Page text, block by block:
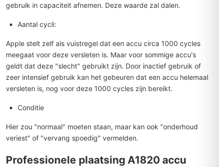
gebruik in capaciteit afnemen. Deze waarde zal dalen.
Aantal cycli:
Apple stelt zelf als vuistregel dat een accu circa 1000 cycles
meegaat voor deze versleten is. Maar voor sommige accu's
geldt dat deze "slecht" gebruikt zijn. Door inactief gebruik of
zeer intensief gebruik kan het gebeuren dat een accu helemaal
versleten is, nog voor deze 1000 cycles zijn bereikt.
Conditie
Hier zou "normaal" moeten staan, maar kan ook "onderhoud
veriest" of "vervang spoedig" vermelden.
Professionele plaatsing A1820 accu